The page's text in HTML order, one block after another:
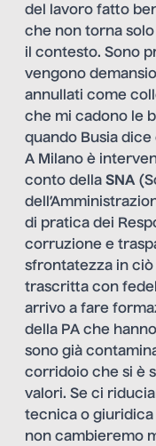
del lavoro fatto
che non torna
il contesto. Sono
vengono
annullati come
che mi cadono le
quando Busia dice
A Milano è
conto della SNA
di pratica dei
corruzione e
sfrontatezza in
trascritta con
arrivo a fare
della PA che
sono già
corridoio che si è
valori. Se ci
tecnica o giuridica
non cambieremo